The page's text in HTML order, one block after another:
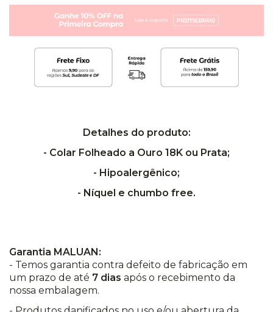
Detalhes do produto:
- Colar Folheado a Ouro 18K ou Prata;
- Hipoalergênico;
- Níquel e chumbo free.
Garantia MALUAN:
- Temos garantia contra defeito de fabricação em
um prazo de até 7 dias após o recebimento da
nossa embalagem.